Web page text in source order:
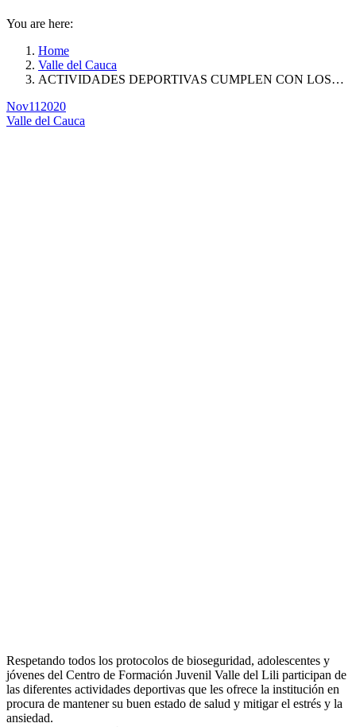
You are here:
Home
Valle del Cauca
ACTIVIDADES DEPORTIVAS CUMPLEN CON LOS…
Nov11 2020
Valle del Cauca
Respetando todos los protocolos de bioseguridad, adolescentes y
jóvenes del Centro de Formación Juvenil Valle del Lili participan de
las diferentes actividades deportivas que les ofrece la institución en
procura de mantener su buen estado de salud y mitigar el estrés y la
ansiedad.